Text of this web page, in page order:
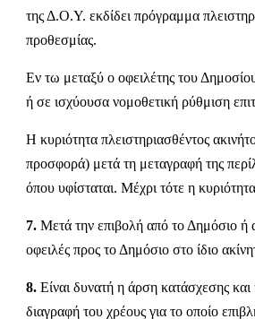
της Δ.Ο.Υ. εκδίδει πρόγραμμα
προθεσμίας.
Εν τω μεταξύ ο οφειλέτης του
ή σε ισχύουσα νομοθετική ρύθμιση
Η κυριότητα πλειστηριασθέντος
προσφορά) μετά τη μεταγραφή της
όπου υφίσταται. Μέχρι τότε η
7. Μετά την επιβολή από το Δημόσιο ή
οφειλές προς το Δημόσιο στο ίδιο
8. Είναι δυνατή η άρση κατάσχεσης
διαγραφή του χρέους για το οποίο